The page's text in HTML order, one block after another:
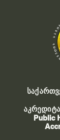
Public